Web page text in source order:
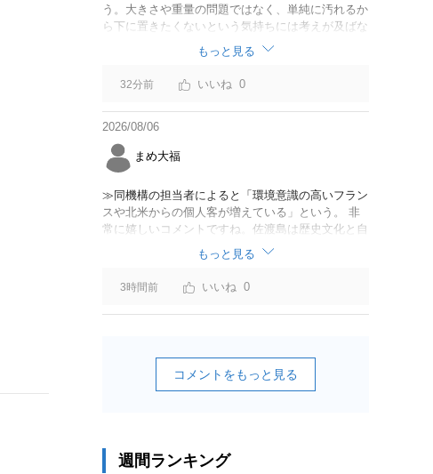
う。大きさや重量の問題ではなく、単純に汚れるか
ら下に置きたくないという気持ちには考えが及ばな
かったのでしょうかね。いっそ、荷物棚を撤去した
座席を作って、座席指定も荷物も含んだプランとす
べて無しで格安プランで分けてもらった方がシンプ
ルで分かりやすいかも。どんどん料金が細分化され
て面倒です。
もっと見る
32分前 0
2026/08/06
まめ大福
≫同機構の担当者によると「環境意識の高いフラン
スや北米からの個人客が増えている」という。 非
常に嬉しいコメントですね。佐渡島は歴史文化と自
然が相まっての土地となっているので、個人的には
環境意識の低い人は来ないでほしいです。「金がと
れるんじゃないか」と勝手に穴掘ったりしそうな国
の人は来ないでほしいですね。
もっと見る
3時間前 0
コメントをもっと見る
週間ランキング